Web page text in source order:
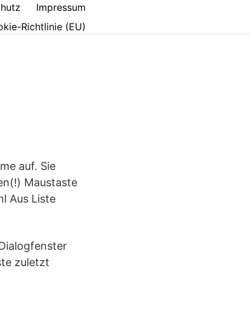
Impressum
Richtlinie (EU)
auf. Sie
Maustaste
Aus Liste
zuletzt